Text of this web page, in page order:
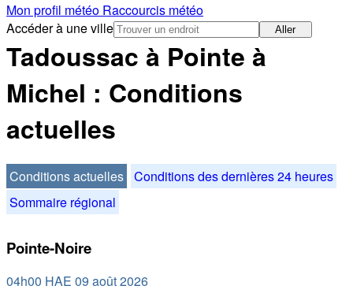
Mon profil météo Raccourcis météo
Accéder à une ville
Aller
Tadoussac à Pointe à
Michel : Conditions
actuelles
Conditions actuelles Conditions des dernières 24 heures
Sommaire régional
Pointe-Noire
04h00 HAE 09 août 2026